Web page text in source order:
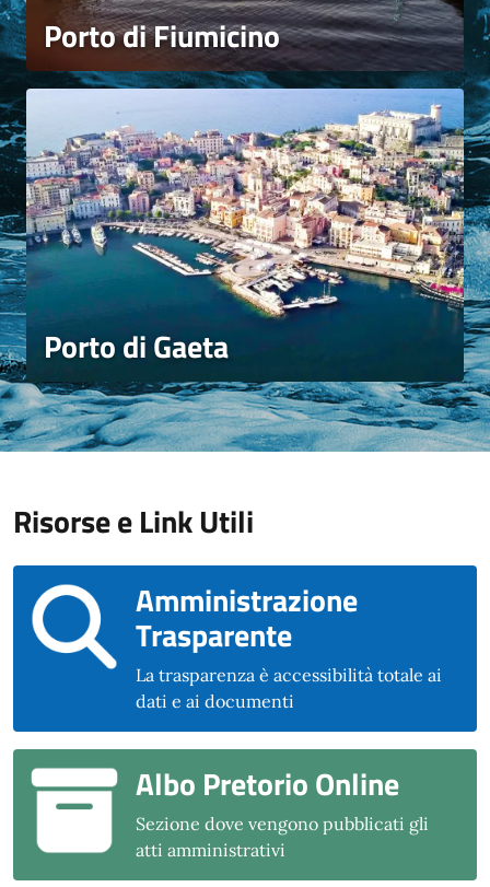
Porto di Fiumicino
Porto di Gaeta
Risorse e Link Utili
Amministrazione
Trasparente
La trasparenza è accessibilità totale ai
dati e ai documenti
Albo Pretorio Online
Sezione dove vengono pubblicati gli
atti amministrativi